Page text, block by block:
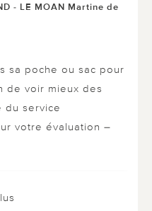
- LE MOAN Martine de
sa poche ou sac pour
de voir mieux des
du service
votre évaluation –
utile.